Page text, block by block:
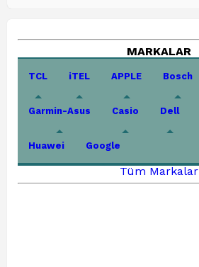
MARKALAR
TCL iTEL APPLE Bosch
Garmin-Asus Casio Dell
Huawei Google
Tüm Markalar